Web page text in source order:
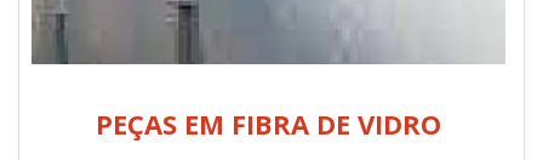
PEÇAS EM FIBRA DE VIDRO